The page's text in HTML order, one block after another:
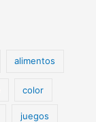
alimentos
color
juegos